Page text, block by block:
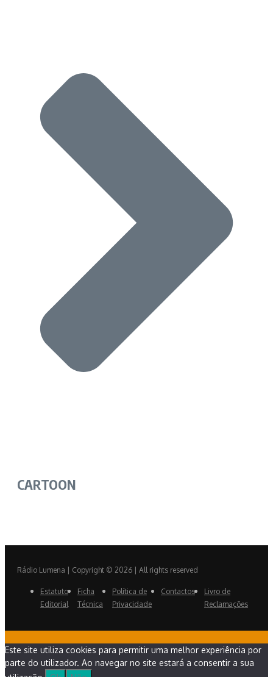
CARTOON
Rádio Lumena | Copyright © 2026 | All rights reserved
Estatuto
Editorial
Ficha
Técnica
Política de
Privacidade
Contactos
Livro de
Reclamações
Este site utiliza cookies para permitir uma melhor experiência por
parte do utilizador. Ao navegar no site estará a consentir a sua